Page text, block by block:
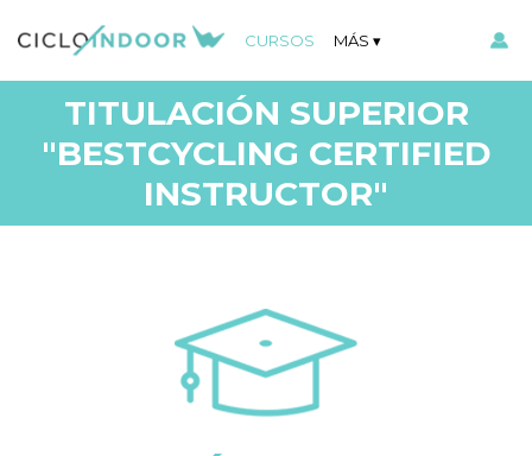
CURSOS MÁS
TITULACIÓN SUPERIOR
"BESTCYCLING CERTIFIED
INSTRUCTOR"